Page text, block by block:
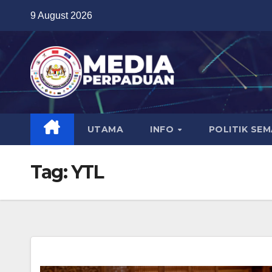
content
9 August 2026
UTAMA INFO POLITIK
Tag:YTL